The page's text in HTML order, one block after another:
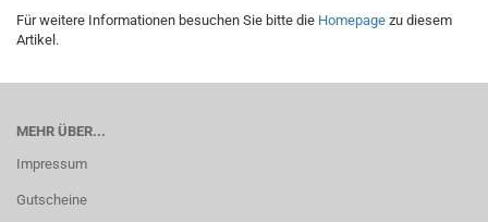
Für weitere Informationen besuchen Sie bitte die Homepage zu diesem
Artikel.
MEHR ÜBER...
Impressum
Gutscheine